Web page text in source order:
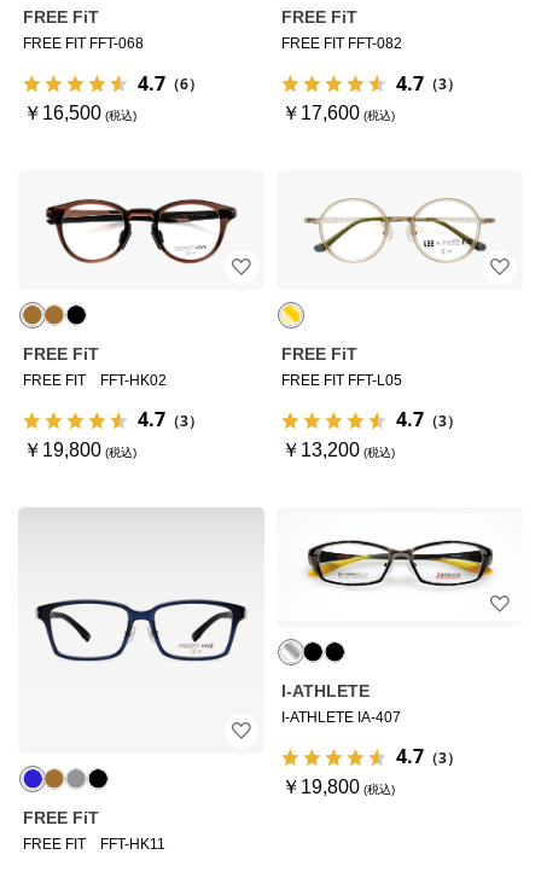
FREE FiT
FREE FIT FFT-068
4.7 （6）
￥16,500
FREE FiT
FREE FIT FFT-082
4.7 （3）
￥17,600
FREE FiT
FREE FIT FFT-HK02
4.7 （3）
￥19,800
FREE FiT
FREE FIT FFT-L05
4.7 （3）
￥13,200
FREE FiT
FREE FIT FFT-HK11
I-ATHLETE
I-ATHLETE IA-407
4.7 （3）
￥19,800